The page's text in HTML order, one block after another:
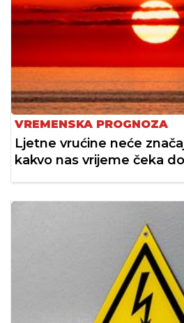
VREMENSKA PROGNOZA
Ljetne vrućine neće
kakvo nas vrijeme čeka